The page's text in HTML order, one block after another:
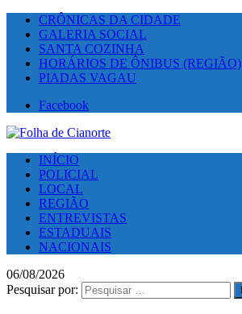
CRÔNICAS DA CIDADE
GALERIA SOCIAL
SANTA COZINHA
HORÁRIOS DE ÔNIBUS (REGIÃO)
PIADAS VAGAU
Facebook
INÍCIO
POLICIAL
LOCAL
REGIÃO
ENTREVISTAS
ESTADUAIS
NACIONAIS
06/08/2026
Pesquisar por: